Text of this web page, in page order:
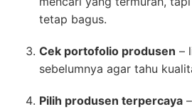
tetap bagus.
Cek portofolio produsen –
sebelumnya agar tahu
Pilih produsen terpercaya